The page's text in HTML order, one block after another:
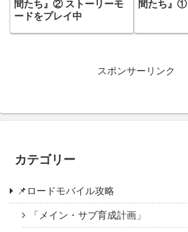
間たち』② ストーリーモ
ードをプレイ中
間たち』①
スポンサーリンク
カテゴリー
📌ロードモバイル攻略
「メイン・サブ育成計画」